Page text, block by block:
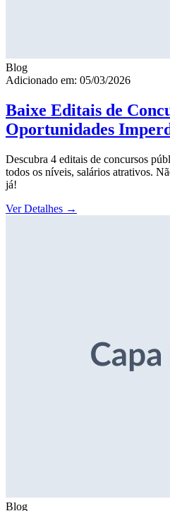
Blog
Adicionado em: 05/03/2026
Baixe Editais de
Oportunidades
Descubra 4 editais de concursos
todos os níveis, salários atrativos.
já!
Ver Detalhes →
Blog